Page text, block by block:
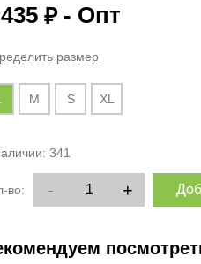
₽- Опт
размер
M S XL
341
во: - +